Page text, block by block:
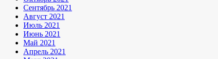
Сентябрь 2021
Август 2021
Июль 2021
Июнь 2021
Май 2021
Апрель 2021